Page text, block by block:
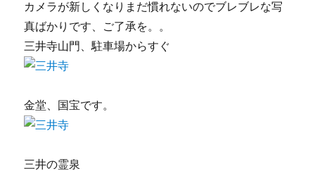
カメラが新しくなりまだ慣れないのでブレブレな写
真ばかりです、ご了承を。。
三井寺山門、駐車場からすぐ
金堂、国宝です。
三井の霊泉